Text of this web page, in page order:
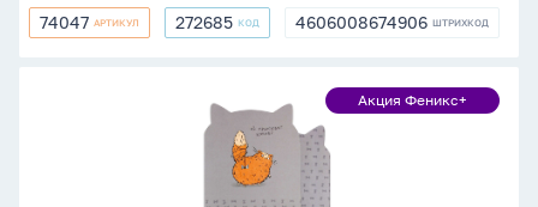
74047
74047 АРТИКУЛ 272685
272685 КОД 4606008674906
4606008674906 ШТРИХКОД
Акция
Акция Феникс+